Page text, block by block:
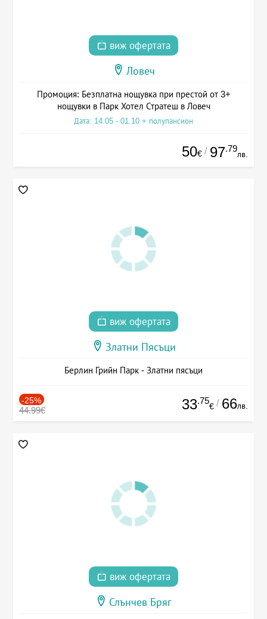
виж офертата
Ловеч
Промоция: Безплатна нощувка при престой от 3+
нощувки в Парк Хотел Стратеш в Ловеч
Дата: 14.05 - 01.10 + полупансион
50€ / 97.79
лв.
виж офертата
Златни Пясъци
Берлин Грийн Парк - Златни пясъци
-25%
44.99€ 33.75
€ / 66лв.
виж офертата
Слънчев Бряг